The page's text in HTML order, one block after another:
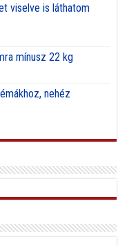
viselve is láthatom
mínusz 22 kg
nehéz